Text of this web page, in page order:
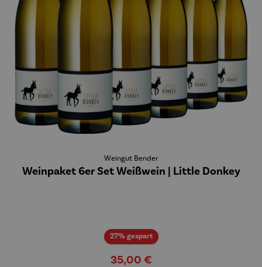
Weingut Bender
Weinpaket 6er Set Weißwein | Little Donkey
27% gespartRabatt
35,00 €